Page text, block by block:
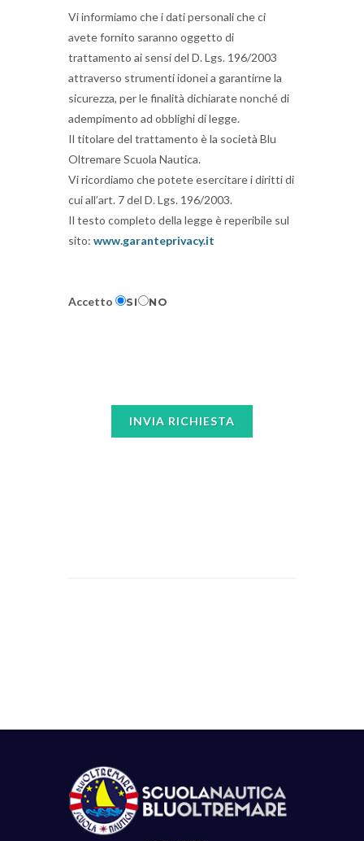
Vi informiamo che i dati personali che ci
avete fornito saranno oggetto di
trattamento ai sensi del D. Lgs. 196/2003
attraverso strumenti idonei a garantirne la
sicurezza, per le finalità dichiarate nonché di
adempimento ad obblighi di legge.
Il titolare del trattamento è la società Blu
Oltremare Scuola Nautica.
Vi ricordiamo che potete esercitare i diritti di
cui all’art. 7 del D. Lgs. 196/2003.
Il testo completo della legge è reperibile sul
sito: www.garanteprivacy.it
Accetto SI NO